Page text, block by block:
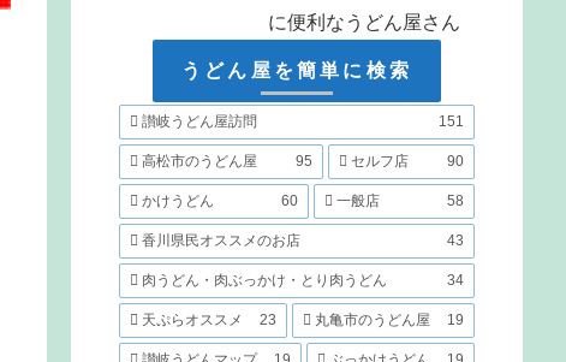
に便利なうどん屋さん
うどん屋を簡単に検索
讃岐うどん屋訪問 151
高松市のうどん屋 95 セルフ店 90
かけうどん 60 一般店 58
香川県民オススメのお店 43
肉うどん・肉ぶっかけ・とり肉うどん 34
天ぷらオススメ 23 丸亀市のうどん屋 19